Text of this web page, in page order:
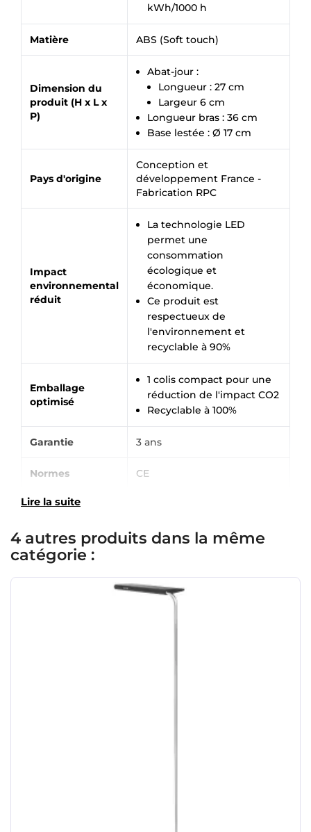
Demande de rappel
kWh/1000 h
Matière ABS (Soft touch)
Dimension du
produit (H x L x
P)
Abat-jour :
Longueur : 27 cm
Largeur 6 cm
Longueur bras : 36 cm
Base lestée : Ø 17 cm
Pays d'origine
Conception et
développement France -
Fabrication RPC
Impact
environnemental
réduit
La technologie LED
permet une
consommation
écologique et
économique.
Ce produit est
respectueux de
l'environnement et
recyclable à 90%
Emballage
optimisé
1 colis compact pour une
réduction de l'impact CO2
Recyclable à 100%
Garantie 3 ans
Normes CE
Lire la suite
4 autres produits dans la même
catégorie :